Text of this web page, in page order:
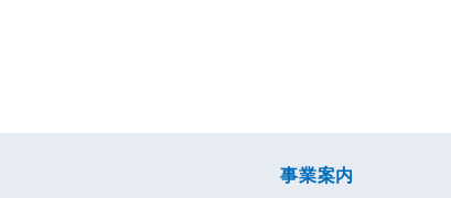
事業案内